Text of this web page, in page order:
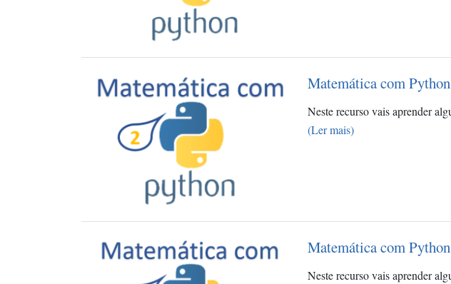
Matemática com
Neste recurso vais aprender
(Ler mais)
Matemática com
Neste recurso vais aprender